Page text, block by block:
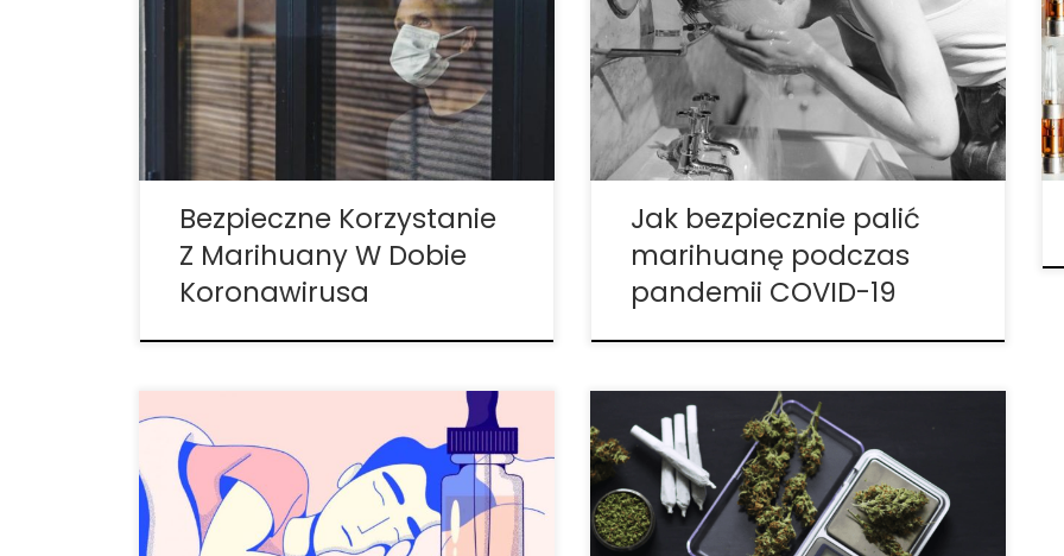
tygodniach COVID-19 spowodował
ogromną panikę na całym świecie,
sprawiając iż wiele osób zaczęło się
zastanawiać, co jest dla nich
najważniejsze. Przedmioty takie jak papier
toaletowy i chusteczki dezynfekujące stały
Bezpieczne Korzystanie
Z Marihuany W Dobie
Koronawirusa
wytyczne, które mają pomóc spowolnić
rozprzestrzenianie się choroby, od
zamknięcia Broadwayu po pozostanie w
domu – w rezultacie wiele osób stara się
utrzymać pozór normalności. Dla
niektórych konsumpcja marihuany ma
Jak bezpiecznie palić
marihuanę podczas
pandemii COVID-19
Koronawirusy (CoV) to duża rodzina
wirusów, które powodują choroby, od
zwykłego przeziębienia do poważniejszych
chorób. Niektóre koronawirusy przenoszą
się między zwierzętami, niektóre między
Wraz z nadużywaniem opioidów na
receptę, społeczność medyczna szuka
bezpieczniejszej alternatywy leczenia
stanów bólowych. Ze względu na to, że
pacjenci mogą rozwinąć niezdrową